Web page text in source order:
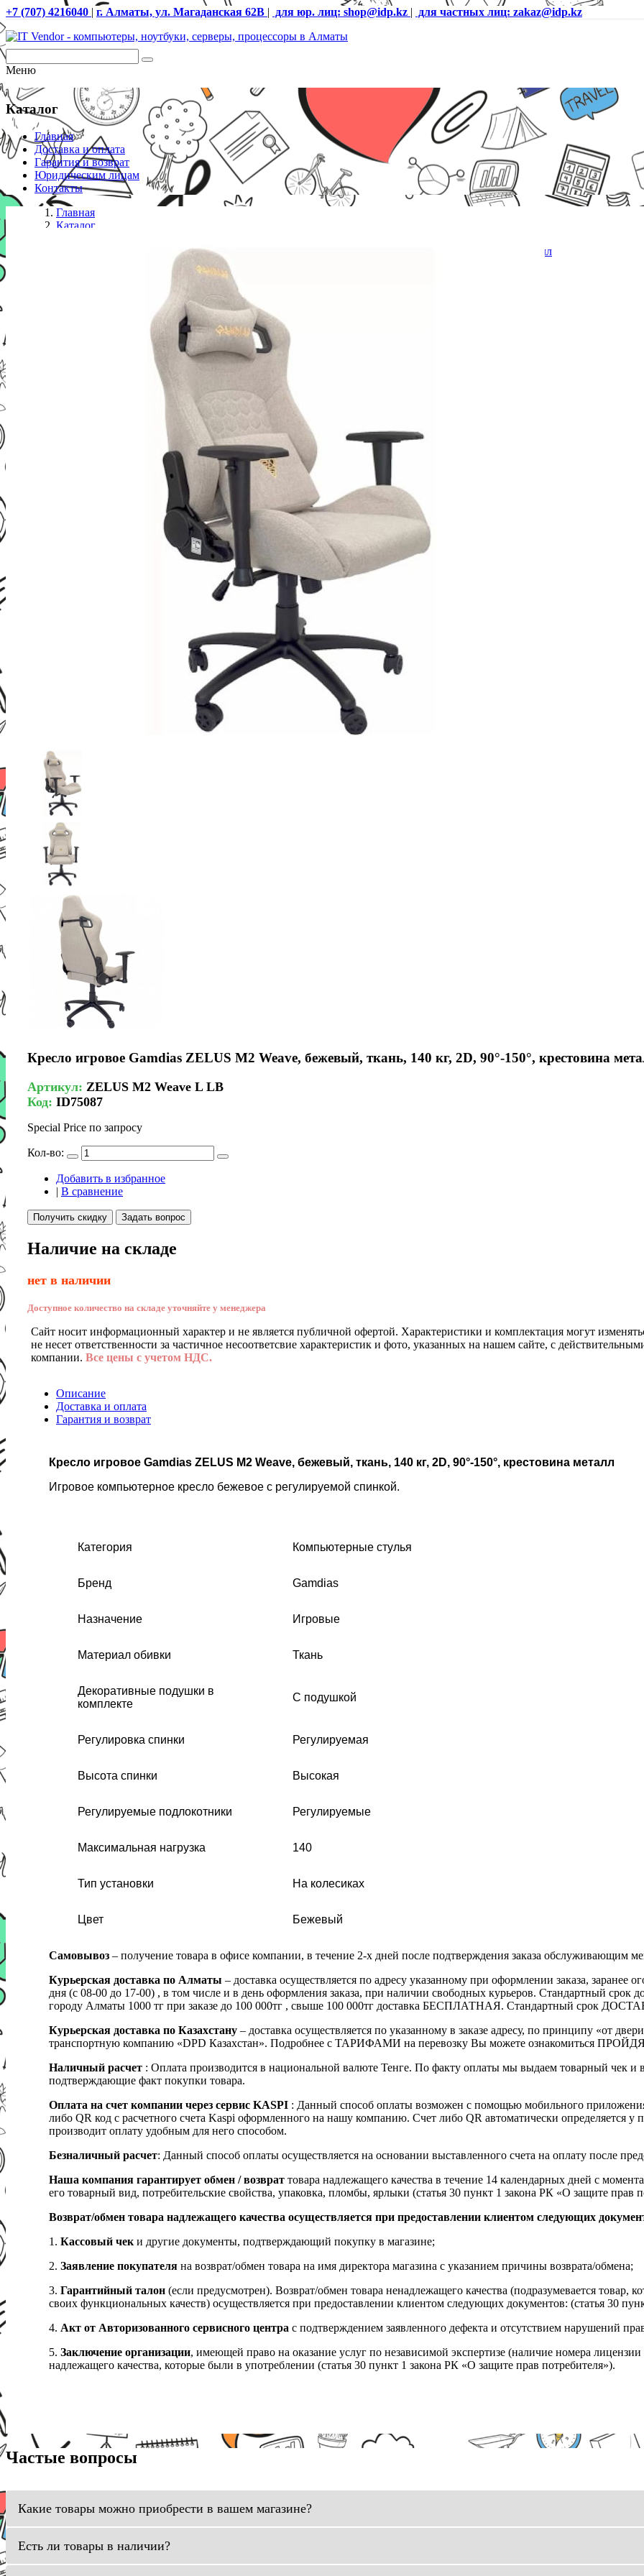
+7 (707) 4216040 | г. Алматы, ул. Магаданская 62В | для юр. лиц: shop@idp.kz | для частных лиц: zakaz@idp.kz
Меню
Каталог
Главная
Доставка и оплата
Гарантия и возврат
Юридическим лицам
Контакты
Главная
Каталог
Кресло игровое Gamdias ZELUS M2 Weave, бежевый, ткань, 140 кг, 2D, 90°-150°, крестовина металл
Кресло игровое Gamdias ZELUS M2 Weave, бежевый, ткань, 140 кг, 2D, 90°-150°, крестовина
Артикул: ZELUS M2 Weave L LB
Код: ID75087
Special Price по запросу
Кол-во:
Добавить в избранное
| В сравнение
Получить скидку Задать вопрос
Наличие на складе
нет в наличии
Доступное количество на складе уточняйте у менеджера
Сайт носит информационный характер и не является публичной офертой. Характеристики и комплектация могут
не несет ответственности за частичное несоответсвие характеристик и фото, указанных на нашем сайте, с
компании. Все цены с учетом НДС.
Описание
Доставка и оплата
Гарантия и возврат
Кресло игровое Gamdias ZELUS M2 Weave, бежевый, ткань, 140 кг, 2D, 90°-150°, крестовина металл
Игровое компьютерное кресло бежевое с регулируемой спинкой.
Категория Компьютерные стулья
Бренд Gamdias
Назначение Игровые
Материал обивки Ткань
Декоративные подушки в
комплекте
С подушкой
Регулировка спинки Регулируемая
Высота спинки Высокая
Регулируемые подлокотники Регулируемые
Максимальная нагрузка 140
Тип установки На колесиках
Цвет Бежевый
Самовывоз – получение товара в офисе компании, в течение 2-х дней после подтверждения заказа обслуживающим
Курьерская доставка по Алматы – доставка осуществляется по адресу указанному при оформлении заказа, заранее
дня (с 08-00 до 17-00) , в том числе и в день оформления заказа, при наличии свободных курьеров. Стандартный
городу Алматы 1000 тг при заказе до 100 000тг , свыше 100 000тг доставка БЕСПЛАТНАЯ. Стандартный срок
Курьерская доставка по Казахстану – доставка осуществляется по указанному в заказе адресу, по принципу «от
транспортную компанию «DPD Казахстан». Подробнее с ТАРИФАМИ на перевозку Вы можете ознакомиться
Наличный расчет : Оплата производится в национальной валюте Тенге. По факту оплаты мы выдаем товарный чек и
подтверждающие факт покупки товара.
Оплата на счет компании через сервис KASPI : Данный способ оплаты возможен с помощью мобильного
либо QR код с расчетного счета Kaspi оформленного на нашу компанию. Счет либо QR автоматически определяется у
производит оплату удобным для него способом.
Безналичный расчет: Данный способ оплаты осуществляется на основании выставленного счета на оплату после
Наша компания гарантирует обмен / возврат товара надлежащего качества в течение 14 календарных дней с
его товарный вид, потребительские свойства, упаковка, пломбы, ярлыки (статья 30 пункт 1 закона РК «О защите прав
Возврат/обмен товара надлежащего качества осуществляется при предоставлении клиентом следующих
1. Кассовый чек и другие документы, подтверждающий покупку в магазине;
2. Заявление покупателя на возврат/обмен товара на имя директора магазина с указанием причины возврата/обмена;
3. Гарантийный талон (если предусмотрен). Возврат/обмен товара ненадлежащего качества (подразумевается товар,
своих функциональных качеств) осуществляется при предоставлении клиентом следующих документов: (статья 30
4. Акт от Авторизованного сервисного центра с подтверждением заявленного дефекта и отсутствием нарушений
5. Заключение организации, имеющей право на оказание услуг по независимой экспертизе (наличие номера
надлежащего качества, которые были в употреблении (статья 30 пункт 1 закона РК «О защите прав потребителя»).
Частые вопросы
Какие товары можно приобрести в вашем магазине?
Есть ли товары в наличии?